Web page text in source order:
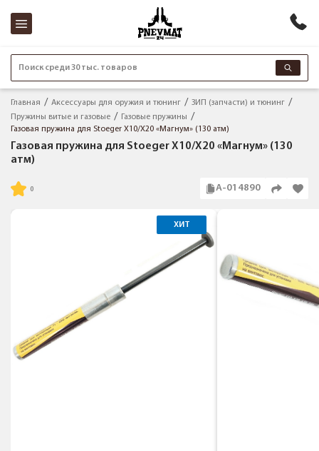
Поиск среди 30 тыс. товаров
Главная Аксессуары для оружия и тюнинг
ЗИП (запчасти) и тюнинг
Пружины витые и газовые
Газовые пружины
Газовая пружина для Stoeger X10/X20 «Магнум» (130 атм)
Газовая пружина для Stoeger X10/X20 «Магнум» (130
атм)
А-014890
ХИТ